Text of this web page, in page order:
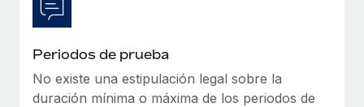
Periodos de prueba
No existe una estipulación legal sobre la
duración mínima o máxima de los periodos de